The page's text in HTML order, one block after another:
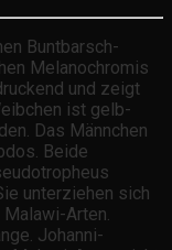
Buntbarsch-
Melanochromis
und zeigt
ist gelb-
Das Männchen
Beide
unterziehen sich
Malawi-Arten.
Johanni-